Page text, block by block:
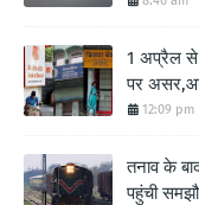
1 अप्रैल से
पर
12:09 pm
तनाव के
पहुंची